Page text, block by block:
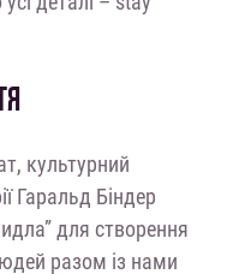
культурний
Гаральд Біндер
для створення
разом із нами